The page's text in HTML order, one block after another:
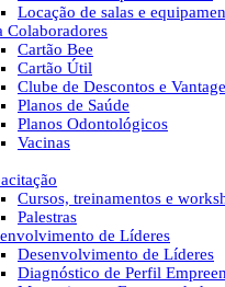
Locação de salas e
Colaboradores
Cartão Bee
Cartão Útil
Clube de Descontos e
Planos de Saúde
Planos Odontológicos
Vacinas
Cursos, treinamentos e
Palestras
de Líderes
Desenvolvimento de Líderes
Diagnóstico de Perfil